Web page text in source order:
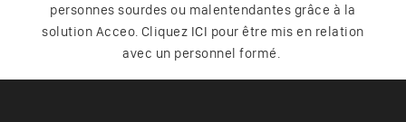
personnes sourdes ou malentendantes grâce à la
solution Acceo. Cliquez ICI pour être mis en relation
avec un personnel formé.